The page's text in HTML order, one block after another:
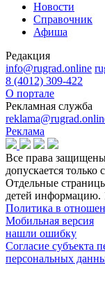
Новости
Справочник
Афиша
Редакция
info@rugrad.online
8 (4012) 309-422
О портале
Рекламная служба
Реклама
Все права
допускается только
Отдельные
детей информацию.
Политика в
Мобильная версия
нашли ошибку
Согласие субъекта
персональных